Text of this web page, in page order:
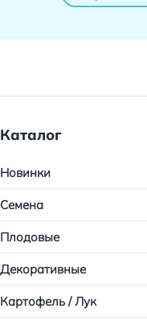
Каталог
Новинки
Семена
Плодовые
Декоративные
Картофель / Лук